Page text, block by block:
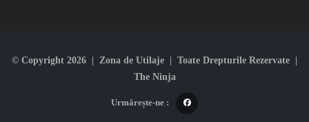
© Copyright 2026 | Zona de Utilaje | Toate Drepturile Rezervate |
The Ninja
Urmărește-ne :